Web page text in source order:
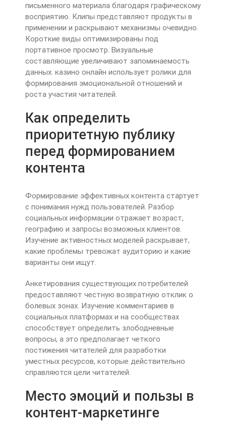
письменного материала благодаря графическому
восприятию. Клипы представляют продукты в
применении и раскрывают механизмы очевидно.
Короткие виды оптимизированы под
портативное просмотр. Визуальные
составляющие увеличивают запоминаемость
данных. казино онлайн использует ролики для
формирования эмоциональной отношений и
роста участия читателей.
Как определить
приоритетную публику
перед формированием
контента
Формирование эффективных контента стартует
с понимания нужд пользователей. Разбор
социальных информации отражает возраст,
географию и запросы возможных клиентов.
Изучение активностных моделей раскрывает,
какие проблемы тревожат аудиторию и какие
варианты они ищут.
Анкетирования существующих потребителей
предоставляют честную возвратную отклик о
болевых зонах. Изучение комментариев в
социальных платформах и на сообществах
способствует определить злободневные
вопросы, а это предполагает четкого
постижения читателей для разработки
уместных ресурсов, которые действительно
справляются цели читателей.
Место эмоций и пользы в
контент-маркетинге